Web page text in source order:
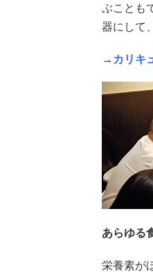
ぶことも
器にして
→ カリキ
あらゆる
栄養素が